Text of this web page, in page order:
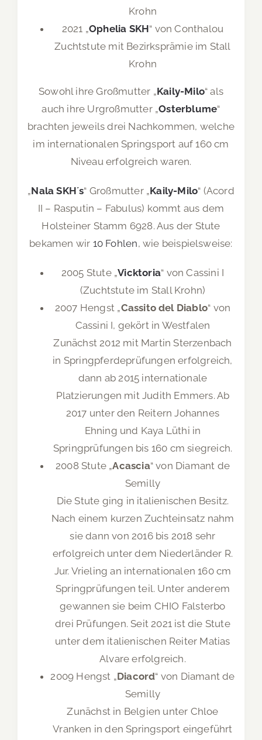
Krohn
2021 „Ophelia SKH“ von Conthalou
Zuchtstute mit Bezirksprämie im Stall
Krohn
Sowohl ihre Großmutter „Kaily-Milo“ als
auch ihre Urgroßmutter „Osterblume“
brachten jeweils drei Nachkommen, welche
im internationalen Springsport auf 160 cm
Niveau erfolgreich waren.
„Nala SKH´s“ Großmutter „Kaily-Milo“ (Acord
II – Rasputin – Fabulus) kommt aus dem
Holsteiner Stamm 6928. Aus der Stute
bekamen wir 10 Fohlen, wie beispielsweise:
2005 Stute „Vicktoria“ von Cassini I
(Zuchtstute im Stall Krohn)
2007 Hengst „Cassito del Diablo“ von
Cassini I, gekört in Westfalen
Zunächst 2012 mit Martin Sterzenbach
in Springpferdeprüfungen erfolgreich,
dann ab 2015 internationale
Platzierungen mit Judith Emmers. Ab
2017 unter den Reitern Johannes
Ehning und Kaya Lüthi in
Springprüfungen bis 160 cm siegreich.
2008 Stute „Acascia“ von Diamant de
Semilly
Die Stute ging in italienischen Besitz.
Nach einem kurzen Zuchteinsatz nahm
sie dann von 2016 bis 2018 sehr
erfolgreich unter dem Niederländer R.
Jur. Vrieling an internationalen 160 cm
Springprüfungen teil. Unter anderem
gewannen sie beim CHIO Falsterbo
drei Prüfungen. Seit 2021 ist die Stute
unter dem italienischen Reiter Matias
Alvare erfolgreich.
2009 Hengst „Diacord“ von Diamant de
Semilly
Zunächst in Belgien unter Chloe
Vranken in den Springsport eingeführt